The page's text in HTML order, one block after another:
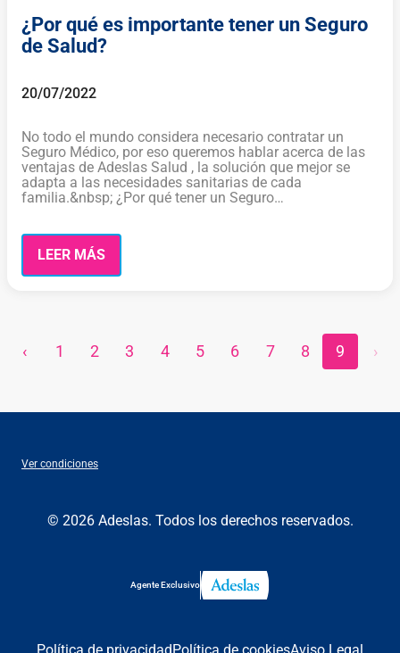
¿Por qué es importante tener un Seguro
de Salud?
20/07/2022
No todo el mundo considera necesario contratar un
Seguro Médico, por eso queremos hablar acerca de las
ventajas de Adeslas Salud , la solución que mejor se
adapta a las necesidades sanitarias de cada
familia.&nbsp; ¿Por qué tener un Seguro…
LEER MÁS
‹ 1 2 3 4 5 6 7 8 9 ›
Ver condiciones
© 2026 Adeslas. Todos los derechos reservados.
Agente Exclusivo